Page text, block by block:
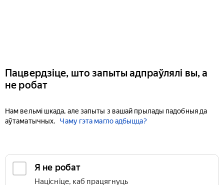
Пацвердзіце, што запыты адпраўлялі вы, а
не робат
Нам вельмі шкада, але запыты з вашай прылады падобныя да
аўтаматычных.
Чаму гэта магло адбыцца?
Я не робат
Націсніце, каб працягнуць